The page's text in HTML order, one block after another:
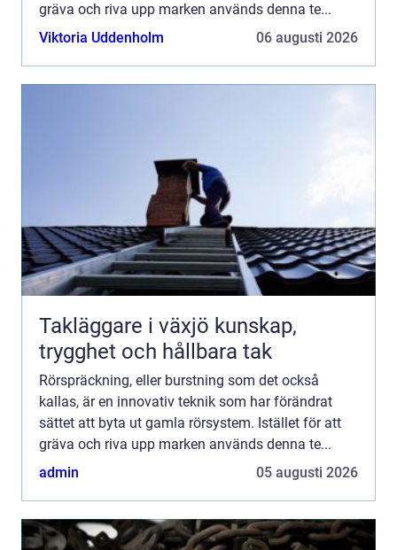
gräva och riva upp marken används denna te...
Viktoria Uddenholm
06 augusti 2026
Takläggare i växjö kunskap,
trygghet och hållbara tak
Rörspräckning, eller burstning som det också
kallas, är en innovativ teknik som har förändrat
sättet att byta ut gamla rörsystem. Istället för att
gräva och riva upp marken används denna te...
admin
05 augusti 2026